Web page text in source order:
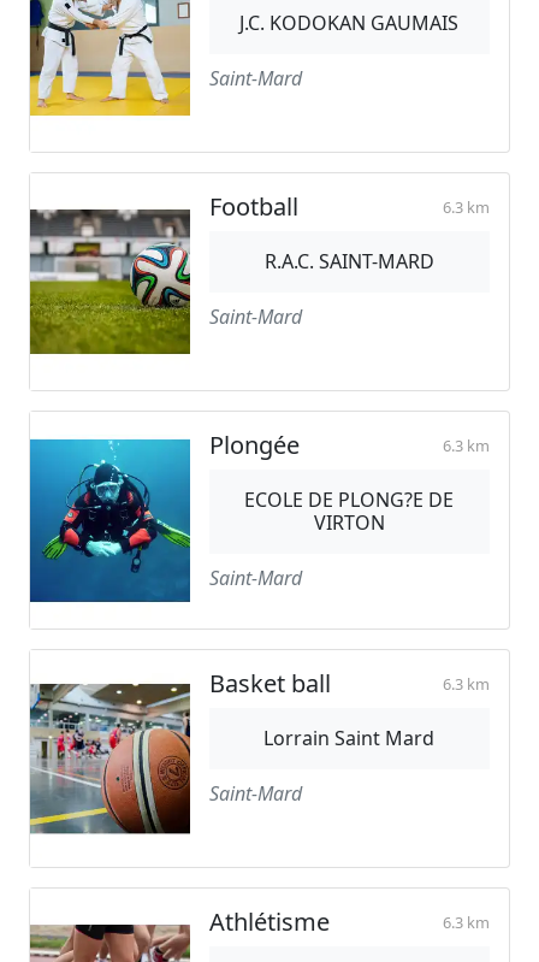
J.C. KODOKAN GAUMAIS
Saint-Mard
Football 6.3 km
R.A.C. SAINT-MARD
Saint-Mard
Plongée 6.3 km
ECOLE DE PLONG?E DE
VIRTON
Saint-Mard
Basket ball 6.3 km
Lorrain Saint Mard
Saint-Mard
Athlétisme 6.3 km